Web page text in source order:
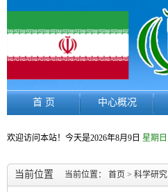
首 页 中心概况
欢迎访问本站！今天是2026年8月9日 星期日
当前位置 当前位置： 首页 > 科学研究